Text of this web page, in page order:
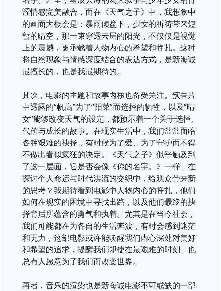
涩情感完美融合，而在《天气之子》中，我想象中
的画面大概会是：暴雨倾盆下，少女的祈祷带来短
暂的晴空，那一束穿透云层的阳光，不仅仅是视觉
上的震撼，更承载着人物内心的希望和挣扎。这种
将自然现象与情感深度结合的表达方式，是新海诚
最擅长的，也是我最期待的。
其次，电影的主题和故事内核也备受关注。预告片
中透露的“帆高”为了“阳菜”而选择的牺牲，以及“晴
女”能够改变天气的设定，都预示着一个关于选择、
代价与成长的故事。在现实生活中，我们常常面临
各种艰难的抉择，有时候为了爱、为了守护而不得
不做出看似疯狂的决定。《天气之子》似乎触及到
了这一层面，它是否会像《你的名字。》一样，在
探讨个人命运与时代洪流的交织中，给观众带来新
的思考？我期待看到电影中人物内心的挣扎，他们
如何在现实的困境中寻找出路，以及他们最终的抉
择背后所蕴含的勇气和执着。尤其是在当今社会，
我们可能都在为各自的生活奔波，有时会感到迷茫
和无力，这部电影或许能唤醒我们内心深处对美好
和希望的追求，提醒我们即使在最艰难的时刻，也
总有人愿意为了我们而改变世界。
再者，音乐的渲染也是新海诚电影不可或缺的一部